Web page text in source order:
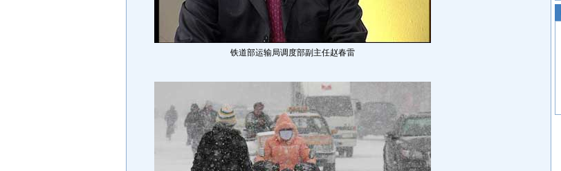
铁道部运输局调度部副主任赵春雷